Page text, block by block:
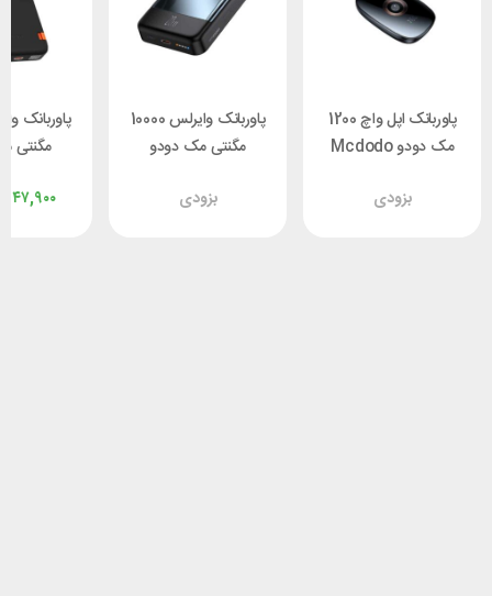
پاوربانک اپل واچ 1200
مک دودو Mcdodo
بزودی
پاوربانک وایرلس 10000
مگنتی مک دودو
توان 20 وات
بزودی
مگنتی
توان 20 وات